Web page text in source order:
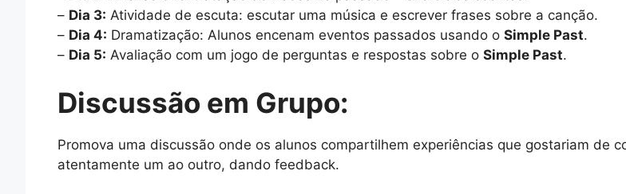
– Dia 3: Atividade de escuta: escutar uma música e escrever frases sobre a canção.
– Dia 4: Dramatização: Alunos encenam eventos passados usando o Simple Past.
– Dia 5: Avaliação com um jogo de perguntas e respostas sobre o Simple Past.
Discussão em Grupo:
Promova uma discussão onde os alunos compartilhem experiências que gostariam de
atentamente um ao outro, dando feedback.